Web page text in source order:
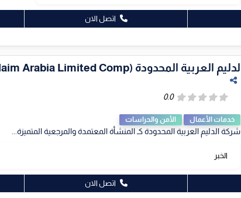
اتصل الان
لدليم العربية المحدودة (Dulaim Arabia Limited Comp...
خدمات الأعمال الأمن والحراسات
شركة الدليم العربية المحدودة كـ المنشأة المعتمدة والمرجعية المتميزة...
الخبر
اتصل الان